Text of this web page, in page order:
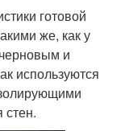
готовой
же, как у
и
используются
стен.